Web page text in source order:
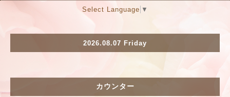
Select Language ▼
2026.08.07 Friday
カウンター